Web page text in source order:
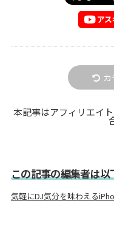
本記事はアフィリエイ
この記事の編集者は
気軽にDJ気分を味わえる